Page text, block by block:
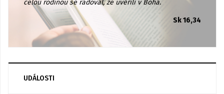
celou rodinou se radoval, že uvěřili v Boha.
Sk 16,34
UDÁLOSTI